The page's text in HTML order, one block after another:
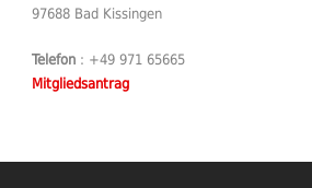
97688 Bad Kissingen
Telefon : +49 971 65665
Mitgliedsantrag